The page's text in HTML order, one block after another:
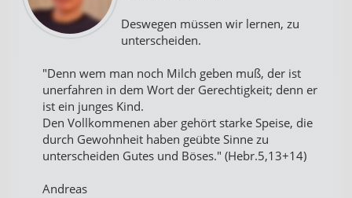
Deswegen müssen wir lernen, zu
unterscheiden.
"Denn wem man noch Milch geben muß, der ist
unerfahren in dem Wort der Gerechtigkeit; denn er
ist ein junges Kind.
Den Vollkommenen aber gehört starke Speise, die
durch Gewohnheit haben geübte Sinne zu
unterscheiden Gutes und Böses." (Hebr.5,13+14)
Andreas